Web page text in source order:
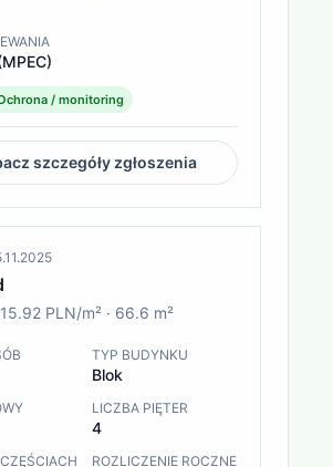
/ monitoring
szczegóły zgłoszenia
15.92 PLN/m² · 66.6 m²
TYP BUDYNKU
Blok
LICZBA PIĘTER
4
ROZLICZENIE ROCZNE